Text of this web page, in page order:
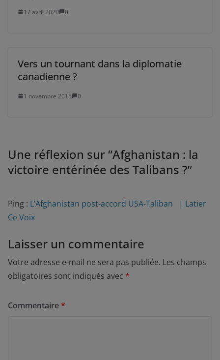
17 avril 2020 0
Vers un tournant dans la diplomatie
canadienne ?
1 novembre 2015 0
Une réflexion sur “Afghanistan : la
victoire entérinée des Talibans ?”
Ping : L’Afghanistan post-accord USA-Taliban | Latier
Ce Voix
Laisser un commentaire
Votre adresse e-mail ne sera pas publiée. Les champs
obligatoires sont indiqués avec *
Commentaire*